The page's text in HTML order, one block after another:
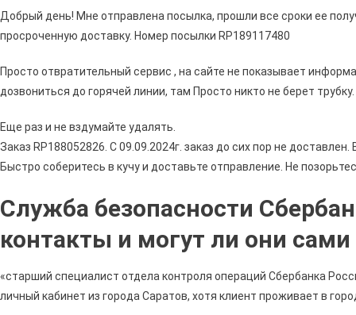
Добрый день! Мне отправлена посылка, прошли все сроки ее
просроченную доставку. Номер посылки RP189117480
Просто отвратительный сервис , на сайте не показывает
дозвониться до горячей линии, там Просто никто не берет
Еще раз и не вздумайте удалять.
Заказ RP188052826. С 09.09.2024г. заказ до сих пор не
Быстро соберитесь в кучу и доставьте отправление. Не
Служба безопасности
контакты и могут ли они сами
«старший специалист отдела контроля операций Сбербанка
личный кабинет из города Саратов, хотя клиент проживает в